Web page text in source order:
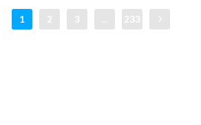
1 2 3 233